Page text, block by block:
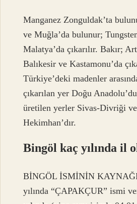
Manganez Zonguldak’ta
ve Muğla’da bulunur;
Malatya’da çıkarılır. Bakır;
Balıkesir ve Kastamonu’da
Türkiye’deki madenler
çıkarılan yer Doğu
üretilen yerler Sivas-Divriği
Hekimhan’dır.
Bingöl kaç yılında il
BİNGÖL İSMİNİN
yılında “ÇAPAKÇUR” ismi